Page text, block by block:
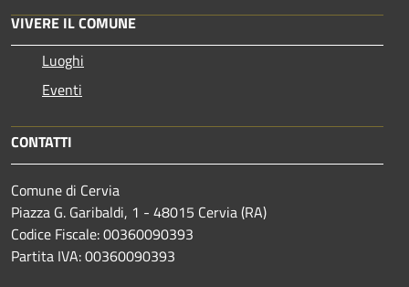
VIVERE IL COMUNE
Luoghi
Eventi
CONTATTI
Comune di Cervia
Piazza G. Garibaldi, 1 - 48015 Cervia (RA)
Codice Fiscale: 00360090393
Partita IVA: 00360090393